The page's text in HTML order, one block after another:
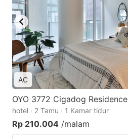
AC
OYO 3772 Cigadog Residence
hotel · 2 Tamu · 1 Kamar tidur
Rp 210.004 /malam